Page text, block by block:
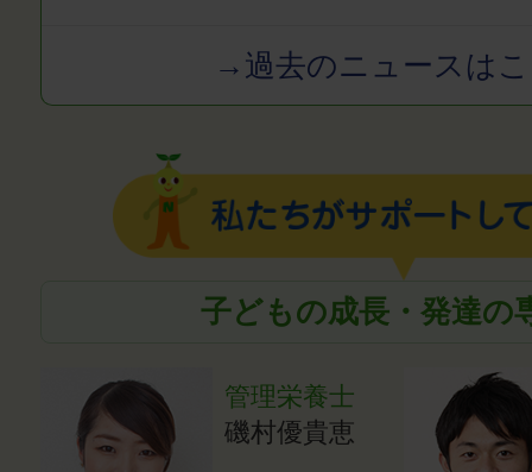
→過去のニュースは
子どもの成長・発達の
管理栄養士
磯村優貴恵